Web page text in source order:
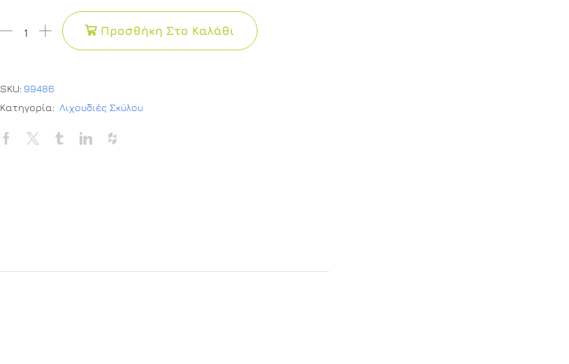
Προσθήκη Στο Καλάθι
SKU: 99486
Κατηγορία: Λιχουδιές Σκύλου